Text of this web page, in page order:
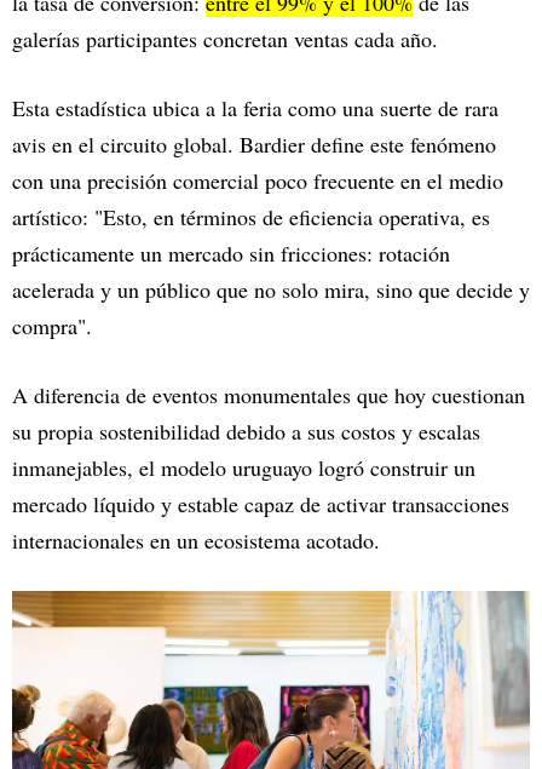
galerías participantes concretan ventas cada año.
Esta estadística ubica a la feria como una suerte de rara
avis en el circuito global. Bardier define este fenómeno
con una precisión comercial poco frecuente en el medio
artístico: "Esto, en términos de eficiencia operativa, es
prácticamente un mercado sin fricciones: rotación
acelerada y un público que no solo mira, sino que decide y
compra".
A diferencia de eventos monumentales que hoy cuestionan
su propia sostenibilidad debido a sus costos y escalas
inmanejables, el modelo uruguayo logró construir un
mercado líquido y estable capaz de activar transacciones
internacionales en un ecosistema acotado.